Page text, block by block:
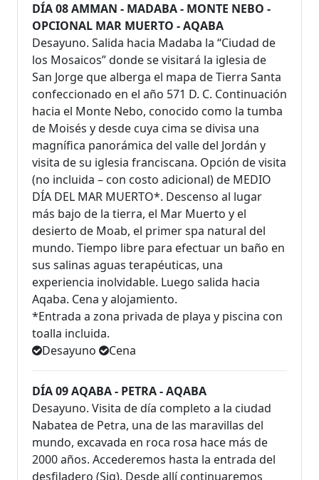
DÍA 08 AMMAN - MADABA - MONTE NEBO -
OPCIONAL MAR MUERTO - AQABA
Desayuno. Salida hacia Madaba la “Ciudad de
los Mosaicos” donde se visitará la iglesia de
San Jorge que alberga el mapa de Tierra Santa
confeccionado en el año 571 D. C. Continuación
hacia el Monte Nebo, conocido como la tumba
de Moisés y desde cuya cima se divisa una
magnífica panorámica del valle del Jordán y
visita de su iglesia franciscana. Opción de visita
(no incluida – con costo adicional) de MEDIO
DÍA DEL MAR MUERTO*. Descenso al lugar
más bajo de la tierra, el Mar Muerto y el
desierto de Moab, el primer spa natural del
mundo. Tiempo libre para efectuar un baño en
sus salinas aguas terapéuticas, una
experiencia inolvidable. Luego salida hacia
Aqaba. Cena y alojamiento.
*Entrada a zona privada de playa y piscina con
toalla incluida.
Desayuno
Cena
DÍA 09 AQABA - PETRA - AQABA
Desayuno. Visita de día completo a la ciudad
Nabatea de Petra, una de las maravillas del
mundo, excavada en roca rosa hace más de
2000 años. Accederemos hasta la entrada del
desfiladero (Siq). Desde allí continuaremos